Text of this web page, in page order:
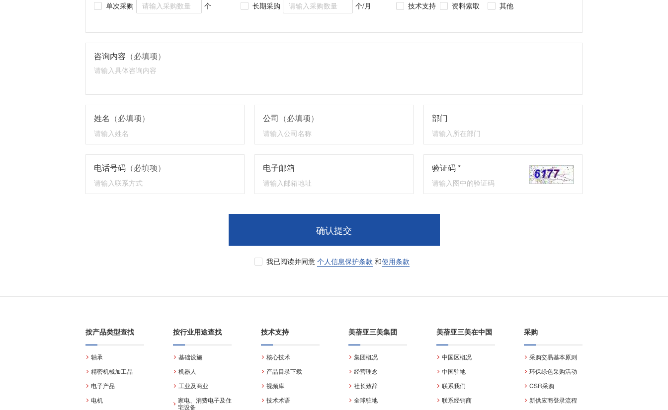
单次采购 个 长期采购 个/月 技术支持 资料索取 其他
咨询内容 （必填项）
姓名 （必填项） 公司 （必填项） 部门
电话号码 （必填项） 电子邮箱 验证码 *
确认提交
我已阅读并同意 个人信息保护条款 和使用条款
按产品类型查找
轴承
精密机械加工品
电子产品
电机
按行业用途查找
基础设施
机器人
工业及商业
家电、消费电子及住
宅设备
技术支持
核心技术
产品目录下载
视频库
技术术语
美蓓亚三美集团
集团概况
经营理念
社长致辞
全球驻地
美蓓亚三美在中国
中国区概况
中国驻地
联系我们
联系经销商
采购
采购交易基本原则
环保绿色采购活动
CSR采购
新供应商登录流程